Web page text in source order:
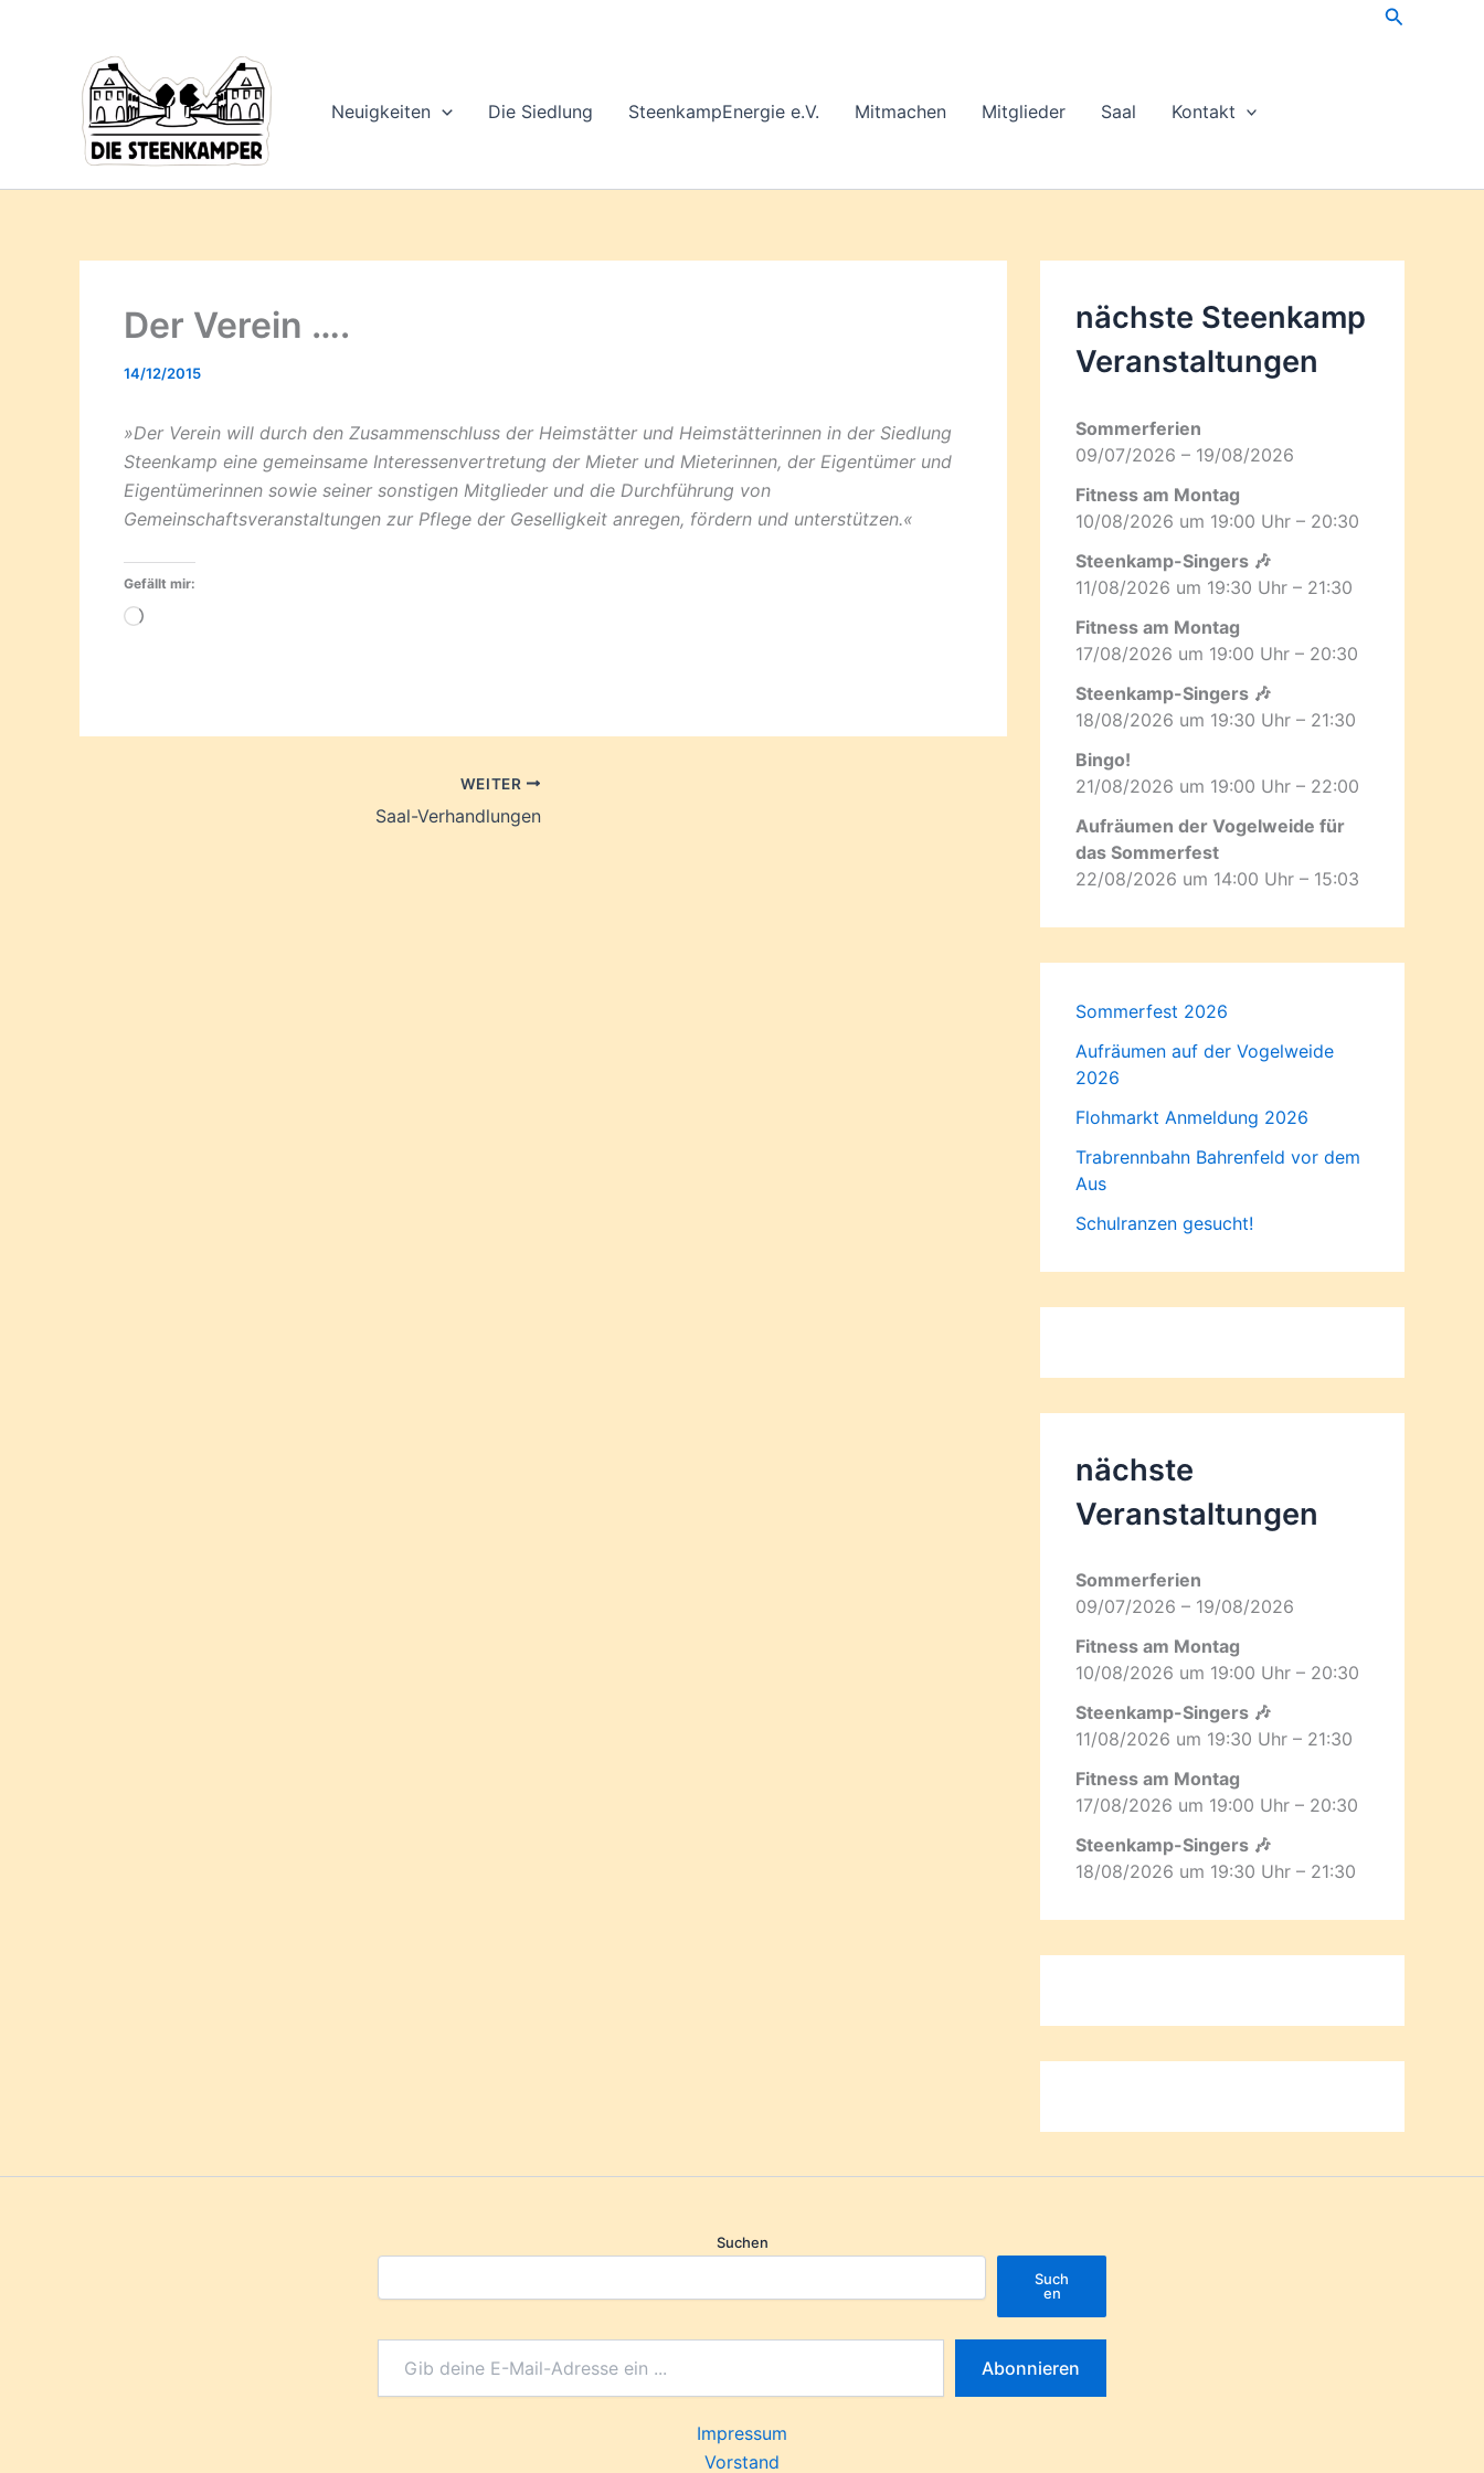
Suchen
Neuigkeiten Die Siedlung SteenkampEnergie e.V. Mitmachen Mitglieder Saal Kontakt
Der Verein ….
14/12/2015
»Der Verein will durch den Zusammenschluss der Heimstätter und Heimstätterinnen in der Siedlung
Steenkamp eine gemeinsame Interessenvertretung der Mieter und Mieterinnen, der Eigentümer und
Eigentümerinnen sowie seiner sonstigen Mitglieder und die Durchführung von
Gemeinschaftsveranstaltungen zur Pflege der Geselligkeit anregen, fördern und unterstützen.«
Gefällt mir:
Wird
WEITER
Saal-Verhandlungen
nächste Steenkamp
Veran­staltungen
Sommerferien
09/07/2026 – 19/08/2026
Fitness am Montag
10/08/2026 um 19:00 Uhr – 20:30
Steenkamp-Singers 🎶
11/08/2026 um 19:30 Uhr – 21:30
Fitness am Montag
17/08/2026 um 19:00 Uhr – 20:30
Steenkamp-Singers 🎶
18/08/2026 um 19:30 Uhr – 21:30
Bingo!
21/08/2026 um 19:00 Uhr – 22:00
Aufräumen der Vogelweide für
das Sommerfest
22/08/2026 um 14:00 Uhr – 15:03
Sommerfest 2026
Aufräumen auf der Vogelweide
2026
Flohmarkt Anmeldung 2026
Trabrennbahn Bahrenfeld vor dem
Aus
Schulranzen gesucht!
nächste
Veranstaltungen
Sommerferien
09/07/2026 – 19/08/2026
Fitness am Montag
10/08/2026 um 19:00 Uhr – 20:30
Steenkamp-Singers 🎶
11/08/2026 um 19:30 Uhr – 21:30
Fitness am Montag
17/08/2026 um 19:00 Uhr – 20:30
Steenkamp-Singers 🎶
18/08/2026 um 19:30 Uhr – 21:30
Suchen
Such
en
ein ...
Abonnieren
Impressum
Vorstand